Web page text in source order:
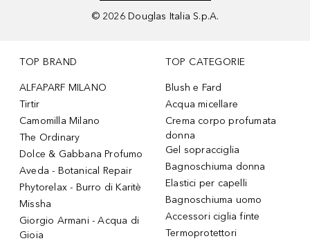
© 2026 Douglas Italia S.p.A.
TOP BRAND
ALFAPARF MILANO
Tirtir
Camomilla Milano
The Ordinary
Dolce & Gabbana Profumo
Aveda - Botanical Repair
Phytorelax - Burro di Karitè
Missha
Giorgio Armani - Acqua di
Gioia
TOP CATEGORIE
Blush e Fard
Acqua micellare
Crema corpo profumata
donna
Gel sopracciglia
Bagnoschiuma donna
Elastici per capelli
Bagnoschiuma uomo
Accessori ciglia finte
Termoprotettori